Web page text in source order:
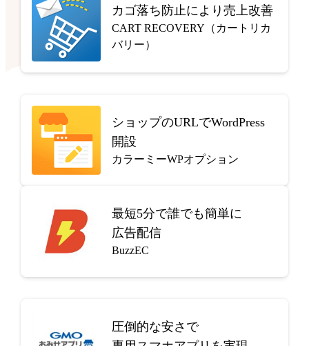
カゴ落ち防止により売上改善
CART RECOVERY（カートリカ
バリー）
ショップのURLでWordPress
開設
カラーミーWPオプション
最短5分で誰でも簡単に
広告配信
BuzzEC
圧倒的な安さで